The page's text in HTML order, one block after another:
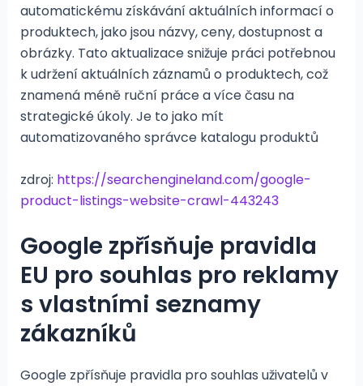
automatickému získávání aktuálních informací o
produktech, jako jsou názvy, ceny, dostupnost a
obrázky. Tato aktualizace snižuje práci potřebnou
k udržení aktuálních záznamů o produktech, což
znamená méně ruční práce a více času na
strategické úkoly. Je to jako mít
automatizovaného správce katalogu produktů​
zdroj: https://searchengineland.com/google-
product-listings-website-crawl-443243
Google zpřísňuje pravidla
EU pro souhlas pro reklamy
s vlastními seznamy
zákazníků
Google zpřísňuje pravidla pro souhlas uživatelů v